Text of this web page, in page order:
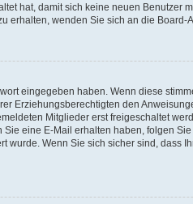
hat, damit sich keine neuen Benutzer
erhalten, wenden Sie sich an die Board-
eingegeben haben. Wenn diese
Erziehungsberechtigten den
Mitglieder erst freigeschaltet
eine E-Mail erhalten haben, folgen
Wenn Sie sich sicher sind, dass